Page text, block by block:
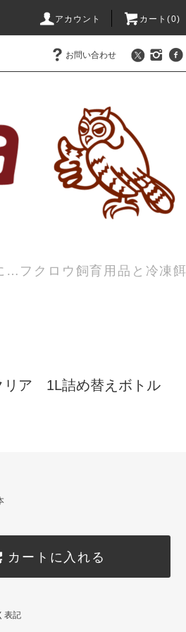
アカウント カート(0)
お問い合わせ
…フクロウ飼育用品と冷凍餌
リア 1L詰め替えボトル
カートに入れる
表記